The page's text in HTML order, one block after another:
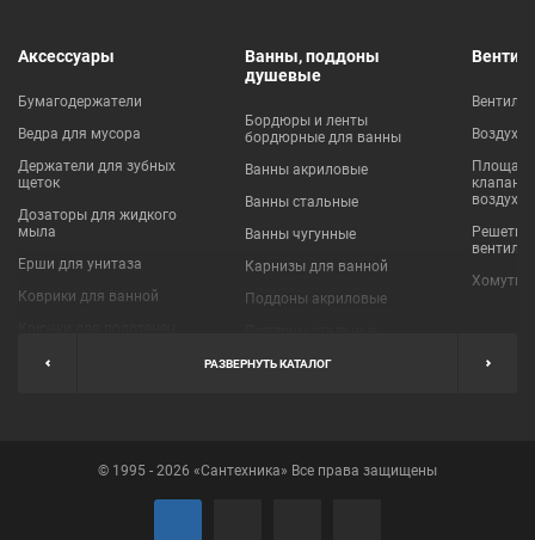
Аксессуары
Бумагодержатели
Ведра для мусора
Держатели для зубных
щеток
Дозаторы для жидкого
мыла
Ерши для унитаза
Коврики для ванной
Мыльницы
Полотенцедержатели
Ванны, поддоны
душевые
Бордюры и ленты
бордюрные для ванны
Ванны акриловые
Ванны стальные
Ванны чугунные
Карнизы для ванной
Поддоны акриловые
Пробки для ванн
клапаны
Решетки
Хомуты
РАЗВЕРНУТЬ КАТАЛОГ
© 1995 - 2026 «Сантехника» Все права защищены